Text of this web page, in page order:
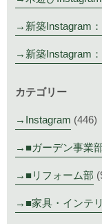
新築Instagram
新築Instagram
カテゴリー
Instagram (446)
■ガーデン事業
■リフォーム部
■家具・インテ